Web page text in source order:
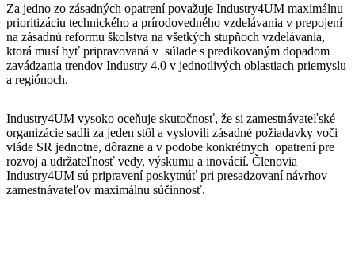
Za jedno zo zásadných opatrení považuje Industry4UM maximálnu
prioritizáciu technického a prírodovedného vzdelávania v prepojení
na zásadnú reformu školstva na všetkých stupňoch vzdelávania,
ktorá musí byť pripravovaná v súlade s predikovaným dopadom
zavádzania trendov Industry 4.0 v jednotlivých oblastiach priemyslu
a regiónoch.
Industry4UM vysoko oceňuje skutočnosť, že si zamestnávateľské
organizácie sadli za jeden stôl a vyslovili zásadné požiadavky voči
vláde SR jednotne, dôrazne a v podobe konkrétnych opatrení pre
rozvoj a udržateľnosť vedy, výskumu a inovácií. Členovia
Industry4UM sú pripravení poskytnúť pri presadzovaní návrhov
zamestnávateľov maximálnu súčinnosť.